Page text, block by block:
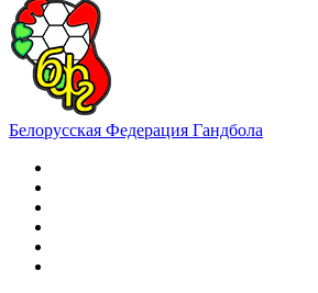
Белорусская Федерация Гандбола